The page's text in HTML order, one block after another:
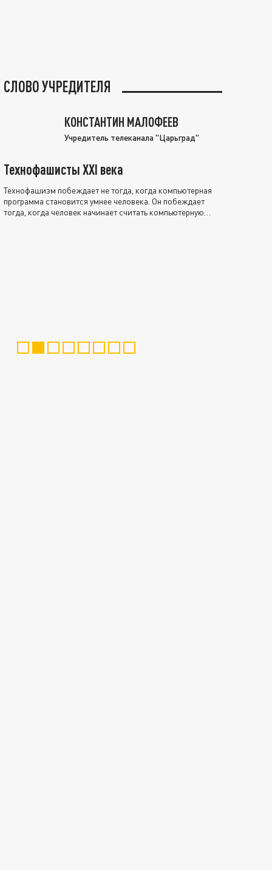
СЛОВО УЧРЕДИТЕЛЯ
КОНСТАНТИН МАЛОФЕЕВ
Учредитель телеканала "Царьград"
Технофашисты XXI века
Технофашизм побеждает не тогда, когда компьютерная
программа становится умнее человека. Он побеждает
тогда, когда человек начинает считать компьютерную